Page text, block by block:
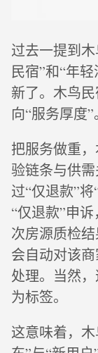
过去一提到
民宿”和“年
新了。木鸟
向“服务厚度”。
把服务做重
验链条与供
过“仅退款”
“仅退款”申
次房源质检
会自动对该
处理。当然
为标签。
这意味着，